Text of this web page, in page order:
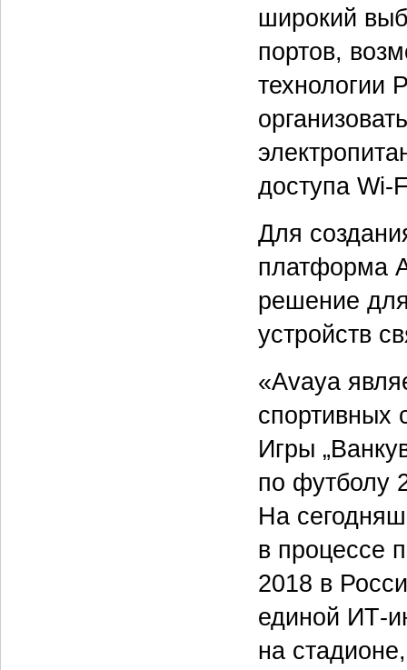
широкий
портов,
технологии
доступа Wi-
Для
платформа
решение
устройств
«Avaya
спортивных
Игры
по футболу
На
в процессе
2018 в
единой ИТ-
на